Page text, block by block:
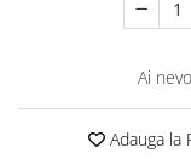
Ai
Adauga la